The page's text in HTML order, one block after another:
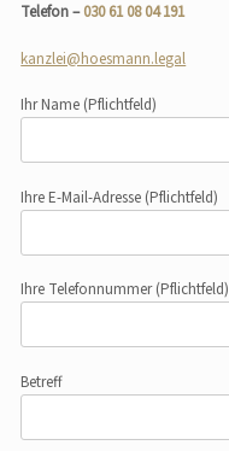
Telefon –030 61 08 04 191
kanzlei@hoesmann.legal
Ihr Name (Pflichtfeld)
Ihre E-Mail-Adresse (Pflichtfeld)
Ihre Telefonnummer(Pflichtfeld)
Betreff